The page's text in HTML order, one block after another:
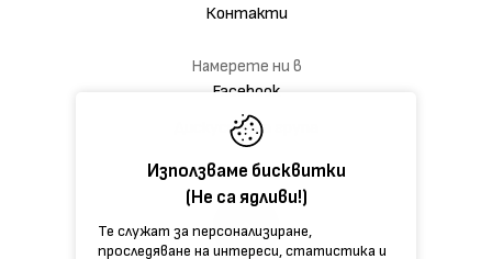
Използваме бисквитки
(Не са ядливи!)
Те служат за персонализиране,
проследяване на интереси, статистика и
Контакти
Намерете ни в
Facebook
Дискусионна група